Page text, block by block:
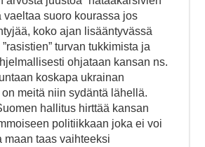
vaeltaa suoro kourassa jos
koko ajan lisääntyvässä
turvan tukkimista ja
ohjataan kansan ns.
koskapa ukrainan
meitä niin sydäntä lähellä.
hallitus hirttää kansan
politiikkaan joka ei voi
maan taas vaihteeksi